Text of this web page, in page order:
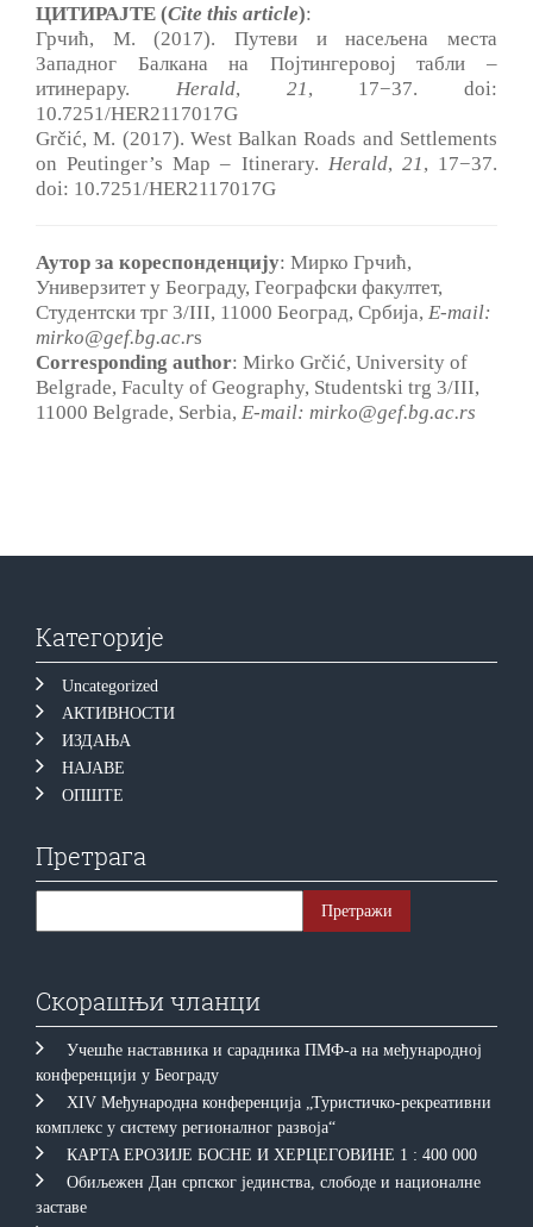
ЦИТИРАЈТЕ (Cite this article):
Грчић, М. (2017). Путеви и насељена места
Западног Балкана на Појтингеровој табли –
итинерару. Herald, 21, 17−37. doi:
10.7251/HER2117017G
Grčić, M. (2017). West Balkan Roads and Settlements
on Peutinger’s Map ‒ Itinerary. Herald, 21, 17−37.
doi: 10.7251/HER2117017G
Аутор за кореспонденцију: Мирко Грчић,
Универзитет у Београду, Географски факултет,
Студентски трг 3/III, 11000 Београд, Србија, E-mail:
mirko@gef.bg.ac.rs
Corresponding author: Mirko Grčić, University of
Belgrade, Faculty of Geography, Studentski trg 3/III,
11000 Belgrade, Serbia, E-mail: mirko@gef.bg.ac.rs
Категорије
Uncategorized
АКТИВНОСТИ
ИЗДАЊА
НАЈАВЕ
ОПШТЕ
Претрага
Скорашњи чланци
Учешће наставника и сарадника ПМФ-а на међународној
конференцији у Београду
XIV Међународна конференција „Туристичко-рекреативни
комплекс у систему регионалног развоја“
КAРTA EРOЗИJE БOСНE И ХEРЦEГOВИНE 1 : 400 000
Обиљежен Дан српског јединства, слободе и националне
заставе